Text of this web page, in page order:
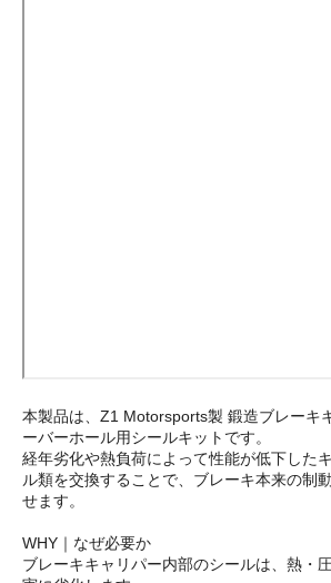
本製品は、Z1 Motorsports製 鍛造ブレーキ
ーバーホール用シールキットです。
経年劣化や熱負荷によって性能が低下した
ル類を交換することで、ブレーキ本来の制
せます。
WHY｜なぜ必要か
ブレーキキャリパー内部のシールは、熱・